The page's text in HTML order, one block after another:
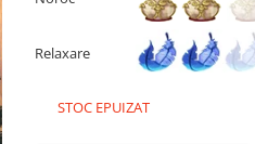
Relaxare
STOC EPUIZAT